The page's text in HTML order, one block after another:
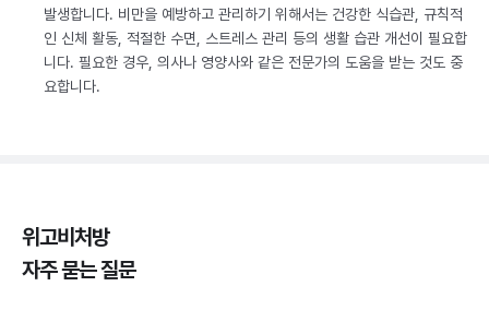
발생합니다. 비만을 예방하고 관리하기 위해서는 건강한 식습관, 규칙적
인 신체 활동, 적절한 수면, 스트레스 관리 등의 생활 습관 개선이 필요합
니다. 필요한 경우, 의사나 영양사와 같은 전문가의 도움을 받는 것도 중
요합니다.
위고비처방
자주 묻는 질문